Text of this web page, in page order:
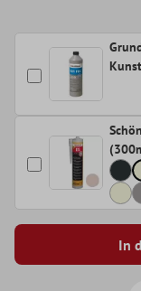
In